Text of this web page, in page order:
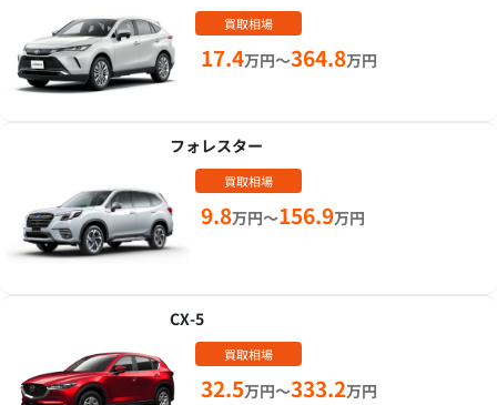
買取相場
17.4万円～364.8万円
フォレスター
買取相場
9.8万円～156.9万円
CX-5
買取相場
32.5万円～333.2万円